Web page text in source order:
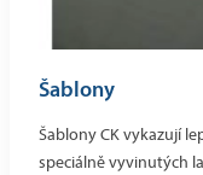
Šablony
Šablony CK vykazují
speciálně vyvinutých